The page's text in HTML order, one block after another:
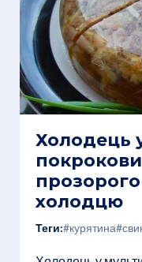
Холодець
холодцю
Теги:#курятина